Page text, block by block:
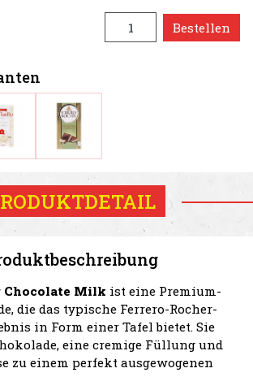
Bestellen
Chocolate Milk ist eine Premium-
die das typische Ferrero-Rocher-
in Form einer Tafel bietet. Sie
eine cremige Füllung und
zu einem perfekt ausgewogenen